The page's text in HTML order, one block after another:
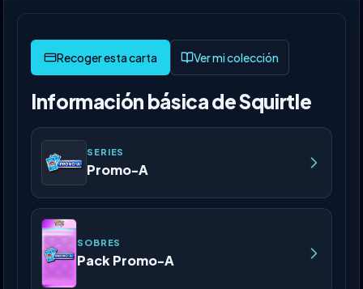
Ver mi colección
Información básica de Squirtle
SERIES
Promo-A
SOBRES
Pack Promo-A